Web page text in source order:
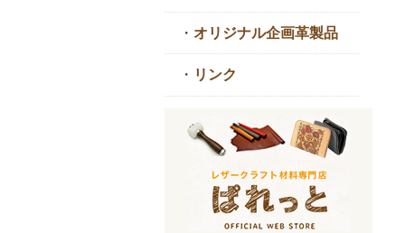
・ オリジナル企画革製品
・ リンク